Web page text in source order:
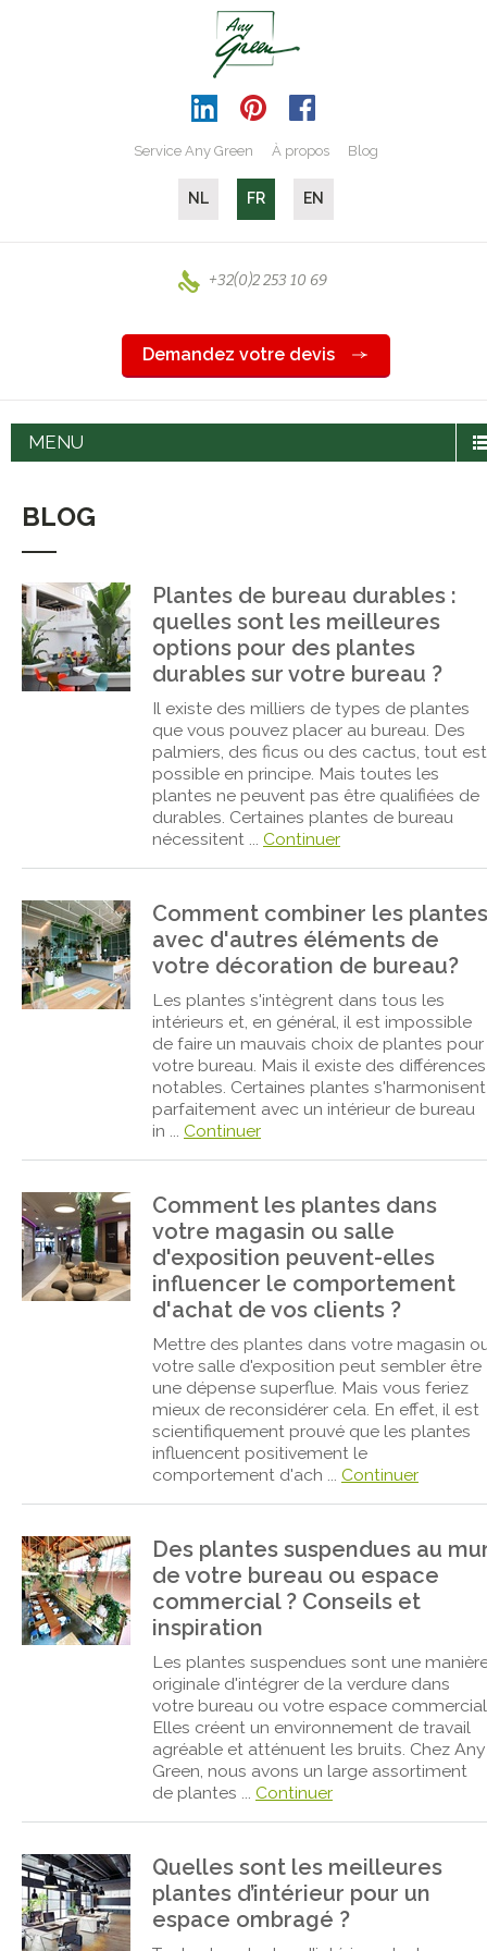
Service Any Green À propos Blog
NL FR EN
+32(0)2 253 10 69
Demandez votre devis
MENU
BLOG
Plantes de bureau durables :
quelles sont les meilleures
options pour des plantes
durables sur votre bureau ?
Il existe des milliers de types de plantes
que vous pouvez placer au bureau. Des
palmiers, des ficus ou des cactus, tout est
possible en principe. Mais toutes les
plantes ne peuvent pas être qualifiées de
durables. Certaines plantes de bureau
nécessitent ... Continuer
Comment combiner les plantes
avec d'autres éléments de
votre décoration de bureau?
Les plantes s'intègrent dans tous les
intérieurs et, en général, il est impossible
de faire un mauvais choix de plantes pour
votre bureau. Mais il existe des différences
notables. Certaines plantes s'harmonisent
parfaitement avec un intérieur de bureau
in ... Continuer
Comment les plantes dans
votre magasin ou salle
d'exposition peuvent-elles
influencer le comportement
d'achat de vos clients ?
Mettre des plantes dans votre magasin
votre salle d'exposition peut sembler être
une dépense superflue. Mais vous feriez
mieux de reconsidérer cela. En effet, il est
scientifiquement prouvé que les plantes
influencent positivement le
comportement d'ach ... Continuer
Des plantes suspendues au
de votre bureau ou espace
commercial ? Conseils et
inspiration
Les plantes suspendues sont une
originale d'intégrer de la verdure dans
votre bureau ou votre espace
Elles créent un environnement de travail
agréable et atténuent les bruits. Chez Any
Green, nous avons un large assortiment
de plantes ... Continuer
Quelles sont les meilleures
plantes d’intérieur pour un
espace ombragé ?